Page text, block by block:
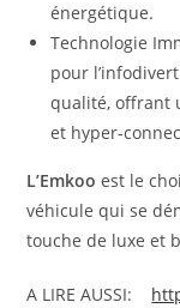
énergétique.
Technologie
pour
qualité, offrant
et hyper-
L’Emkoo est le
véhicule qui se
touche de luxe et
A LIRE AUSSI: